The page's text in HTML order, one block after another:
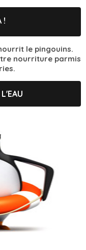
!
le pingouins.
nourriture parmis